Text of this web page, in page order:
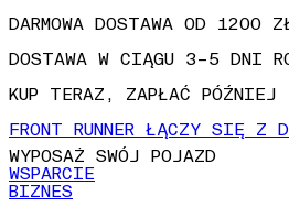
DARMOWA DOSTAWA OD 1200
DOSTAWA W CIĄGU 3–5 DNI
KUP TERAZ, ZAPŁAĆ PÓŹNIEJ
FRONT RUNNER ŁĄCZY SIĘ Z
WYPOSAŻ SWÓJ POJAZD
WSPARCIE
BIZNES